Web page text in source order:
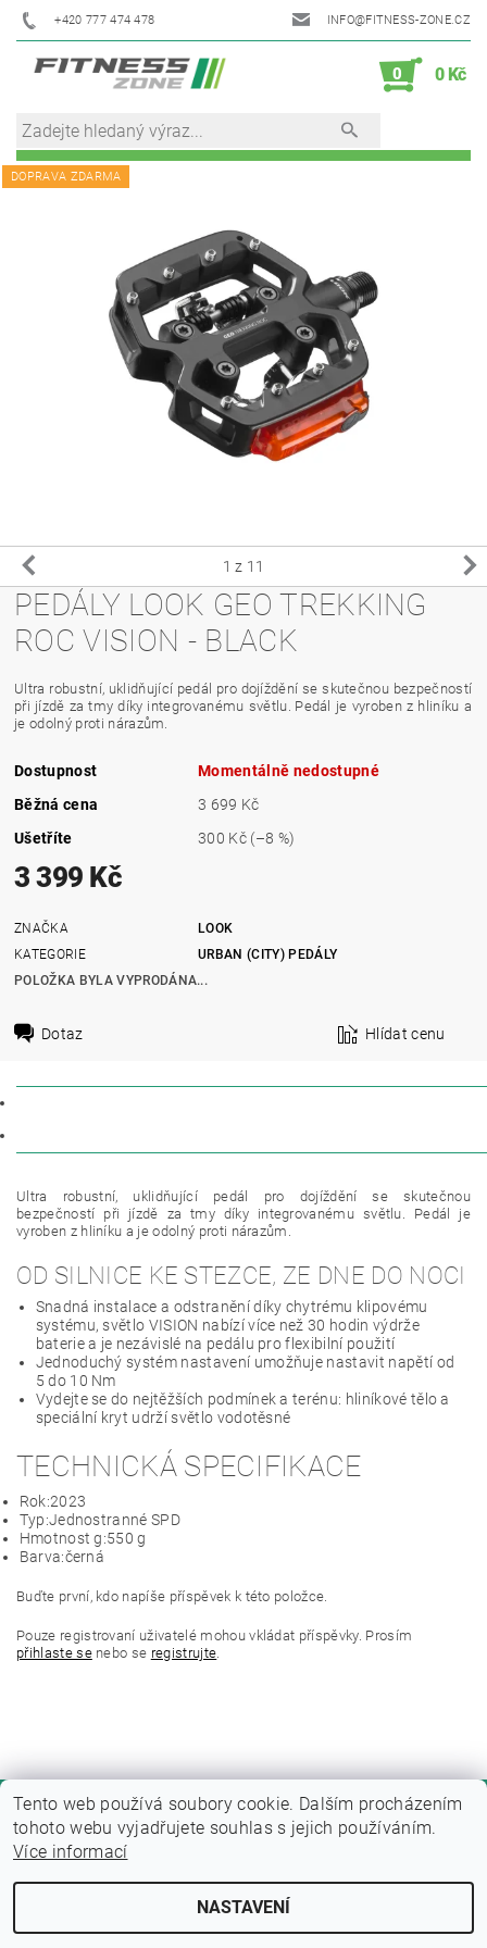
+420 777 474 478 INFO@FITNESS-ZONE.CZ
0 0 Kč
DOPRAVA ZDARMA
1 z 11
PEDÁLY LOOK GEO TREKKING
ROC VISION - BLACK
Ultra robustní, uklidňující pedál pro dojíždění se skutečnou bezpečností
při jízdě za tmy díky integrovanému světlu. Pedál je vyroben z hliníku a
je odolný proti nárazům.
Dostupnost
Momentálně nedostupné
Běžná cena
3 699 Kč
Ušetříte
300 Kč (–8 %)
3 399 Kč
ZNAČKA
LOOK
KATEGORIE
URBAN (CITY) PEDÁLY
POLOŽKA BYLA VYPRODÁNA...
Dotaz Hlídat cenu
Ultra robustní, uklidňující pedál pro dojíždění se skutečnou
bezpečností při jízdě za tmy díky integrovanému světlu.
Pedál je
vyroben z hliníku a je odolný proti nárazům.
OD SILNICE KE STEZCE, ZE DNE DO NOCI
Snadná instalace a odstranění díky chytrému klipovému
systému, světlo VISION nabízí více než 30 hodin výdrže
baterie a je nezávislé na pedálu pro flexibilní použití
Jednoduchý systém nastavení umožňuje nastavit napětí od
5 do 10 Nm
Vydejte se do nejtěžších podmínek a terénu: hliníkové tělo a
speciální kryt udrží světlo vodotěsné
TECHNICKÁ SPECIFIKACE
Rok:2023
Typ:Jednostranné SPD
Hmotnost g:550 g
Barva:černá
Buďte první, kdo napíše příspěvek k této položce.
Pouze registrovaní uživatelé mohou vkládat příspěvky. Prosím
přihlaste senebo se registrujte.
2026 © Fitness zone, všechna práva vyhrazenaUpravit nastavení cookies
Tento web používá soubory cookie. Dalším procházením
tohoto webu vyjadřujete souhlas s jejich používáním.
Více informací
NASTAVENÍ